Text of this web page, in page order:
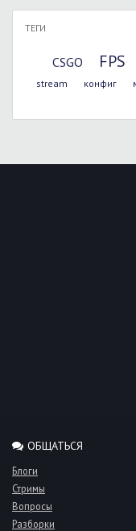
ТЕГИ
CSGO FPS
stream
конфиг
ОБЩАТЬСЯ
Блоги
Стримы
Вопросы
Разборки